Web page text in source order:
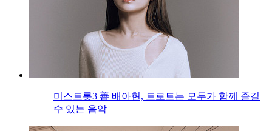
미스트롯3 善 배아현, 트로트는 모두가 함께 즐길
수 있는 음악